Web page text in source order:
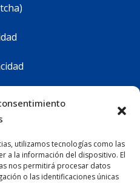
utilizamos tecnologías como las
a la información del dispositivo. El
nos permitirá procesar datos
o las identificaciones únicas